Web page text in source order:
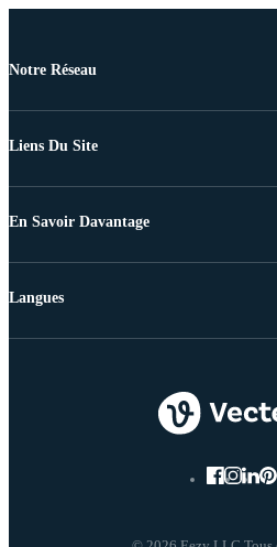
Notre Réseau
Liens Du Site
En Savoir Davantage
Langues